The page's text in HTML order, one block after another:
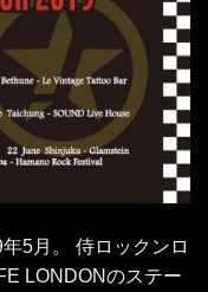
5月。 侍ロックンロ
LONDONのステー